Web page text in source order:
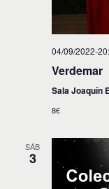
04/09/2022-
Verdemar
Sala Joaquín
8€
SÁB
3